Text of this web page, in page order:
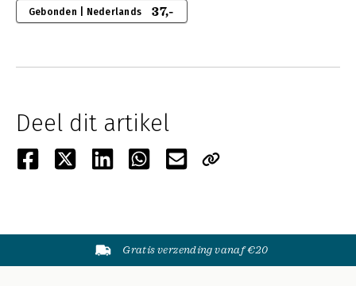
Gebonden | Nederlands 37,-
Deel dit artikel
Gratis verzending vanaf €20